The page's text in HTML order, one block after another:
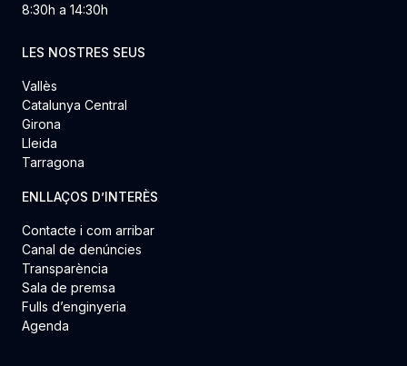
8:30h a 14:30h
LES NOSTRES SEUS
Vallès
Catalunya Central
Girona
Lleida
Tarragona
ENLLAÇOS D’INTERÈS
Contacte i com arribar
Canal de denúncies
Transparència
Sala de premsa
Fulls d’enginyeria
Agenda